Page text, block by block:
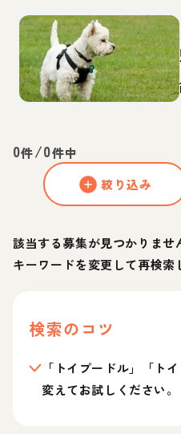
0件/0件中
絞り込み
該当する募集が見つかりませ
キーワードを変更して再検索
検索のコツ
「トイプードル」「ト
変えてお試しください。